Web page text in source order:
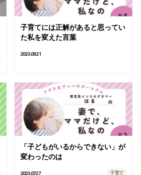
子育てには正解があると思ってい
た私を変えた言葉
2023.09.21
「子どもがいるからできない」が
変わったのは
2023.07.27 子育て